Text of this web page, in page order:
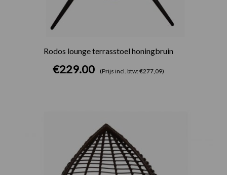
Rodos lounge terrasstoel honingbruin
€229.00 (Prijs incl. btw: €277,09)